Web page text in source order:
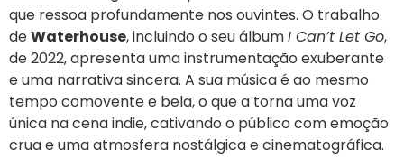
que ressoa profundamente nos ouvintes. O trabalho
deWaterhouse, incluindo o seu álbumI Can’t Let Go,
de 2022, apresenta uma instrumentação exuberante
e uma narrativa sincera. A sua música é ao mesmo
tempo comovente e bela, o que a torna uma voz
única na cena indie, cativando o público com emoção
crua e uma atmosfera nostálgica e cinematográfica.